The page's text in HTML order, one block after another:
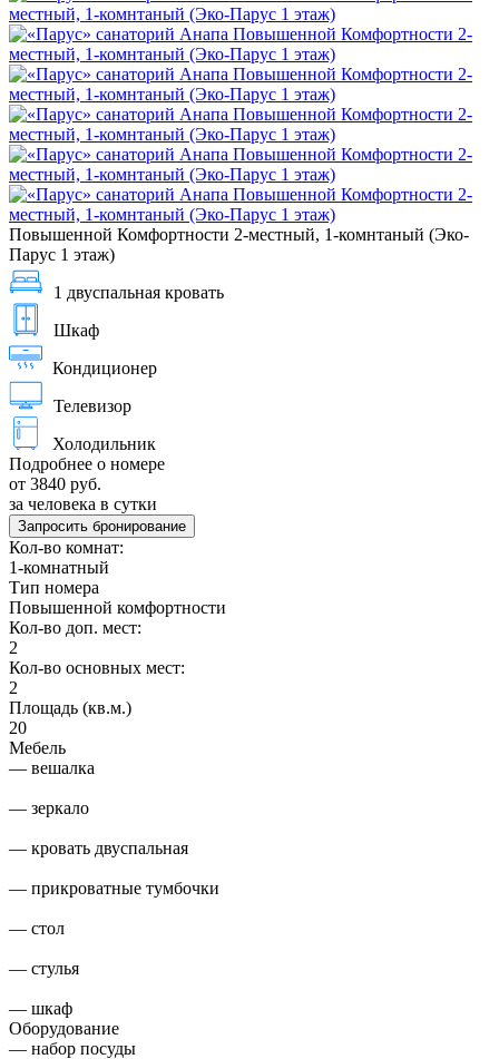
Повышенной Комфортности 2-местный, 1-комнтаный (Эко-
Парус 1 этаж)
1 двуспальная кровать
Шкаф
Кондиционер
Телевизор
Холодильник
Подробнее о номере
от 3840 руб.
за человека в сутки
Запросить бронирование
Кол-во комнат:
1-комнатный
Тип номера
Повышенной комфортности
Кол-во доп. мест:
2
Кол-во основных мест:
2
Площадь (кв.м.)
20
Мебель
— вешалка
— зеркало
— кровать двуспальная
— прикроватные тумбочки
— стол
— стулья
— шкаф
Оборудование
— набор посуды